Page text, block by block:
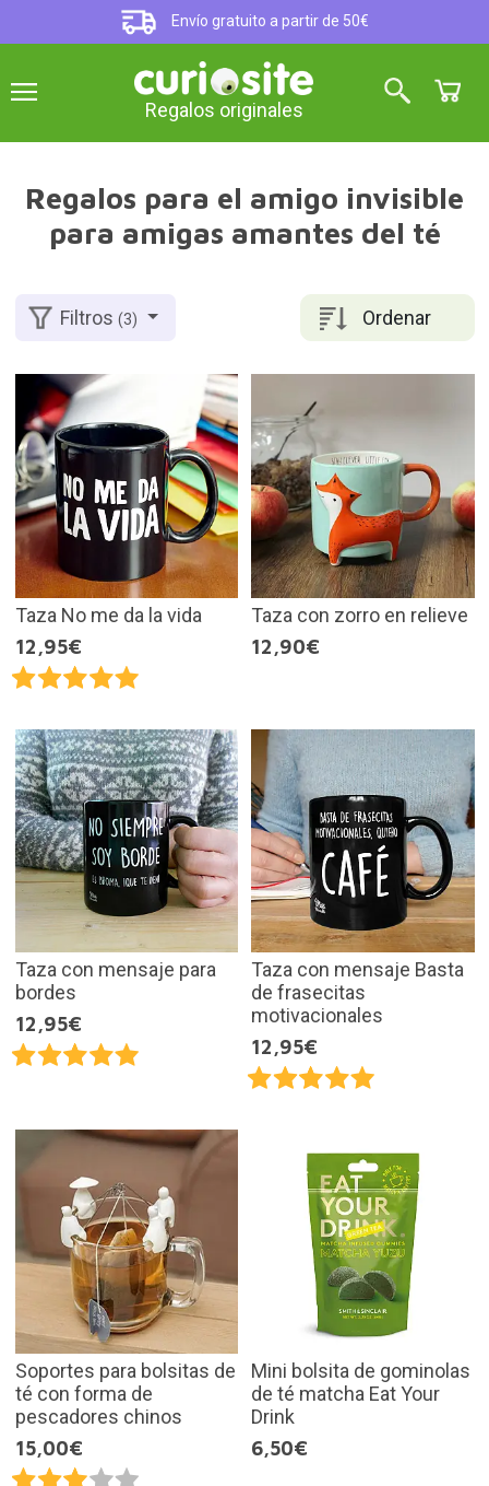
Envío gratuito a partir de 50€
Regalos originales
Regalos para el amigo invisible
para amigas amantes del té
Ordenar
Filtros(3)
Taza No me da la vida
12,95€
Taza con zorro en relieve
12,90€
Taza con mensaje para
bordes
12,95€
Taza con mensaje Basta
de frasecitas
motivacionales
12,95€
Soportes para bolsitas de
té con forma de
pescadores chinos
15,00€
Mini bolsita de gominolas
de té matcha Eat Your
Drink
6,50€